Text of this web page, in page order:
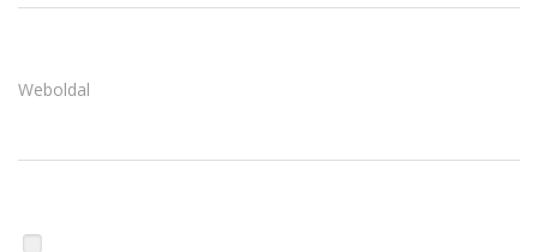
Weboldal